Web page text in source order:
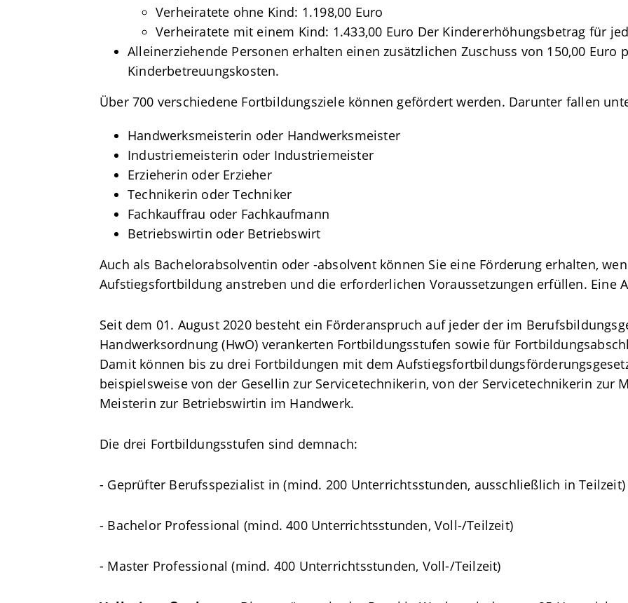
Verheiratete ohne Kind: 1.198,00 Euro
Verheiratete mit einem Kind: 1.433,00 Euro Der Kindererhöhungsbetrag für
Alleinerziehende Personen erhalten einen zusätzlichen Zuschuss von 150,00 Euro
Kinderbetreuungskosten.
Über 700 verschiedene Fortbildungsziele können gefördert werden. Darunter fallen
Handwerksmeisterin oder Handwerksmeister
Industriemeisterin oder Industriemeister
Erzieherin oder Erzieher
Technikerin oder Techniker
Fachkauffrau oder Fachkaufmann
Betriebswirtin oder Betriebswirt
Auch als Bachelorabsolventin oder -absolvent können Sie eine Förderung erhalten,
Aufstiegsfortbildung anstreben und die erforderlichen Voraussetzungen erfüllen. Eine
Seit dem 01. August 2020 besteht ein Förderanspruch auf jeder der im
Handwerksordnung (HwO) verankerten Fortbildungsstufen sowie für
Damit können bis zu drei Fortbildungen mit dem
beispielsweise von der Gesellin zur Servicetechnikerin, von der Servicetechnikerin zur
Meisterin zur Betriebswirtin im Handwerk.
Die drei Fortbildungsstufen sind demnach:
- Geprüfter Berufsspezialist in (mind. 200 Unterrichtsstunden, ausschließlich in Teilzeit)
- Bachelor Professional (mind. 400 Unterrichtsstunden, Voll-/Teilzeit)
- Master Professional (mind. 400 Unterrichtsstunden, Voll-/Teilzeit)